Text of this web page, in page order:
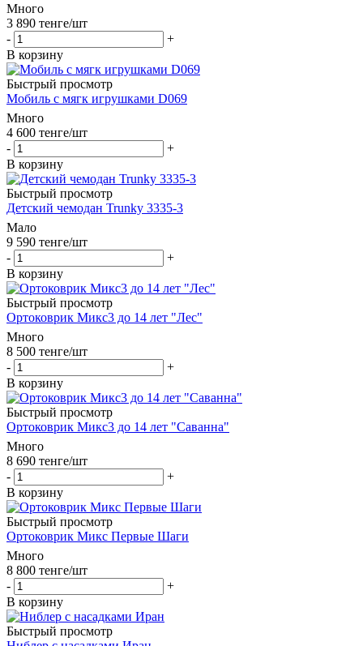
Много
3 890 тенге/шт
-
+
В корзину
Быстрый просмотр
Мобиль с мягк игрушками D069
Много
4 600 тенге/шт
-
+
В корзину
Быстрый просмотр
Детский чемодан Trunky 3335-3
Мало
9 590 тенге/шт
-
+
В корзину
Быстрый просмотр
Ортоковрик Микс3 до 14 лет "Лес"
Много
8 500 тенге/шт
-
+
В корзину
Быстрый просмотр
Ортоковрик Микс3 до 14 лет "Саванна"
Много
8 690 тенге/шт
-
+
В корзину
Быстрый просмотр
Ортоковрик Микс Первые Шаги
Много
8 800 тенге/шт
-
+
В корзину
Быстрый просмотр